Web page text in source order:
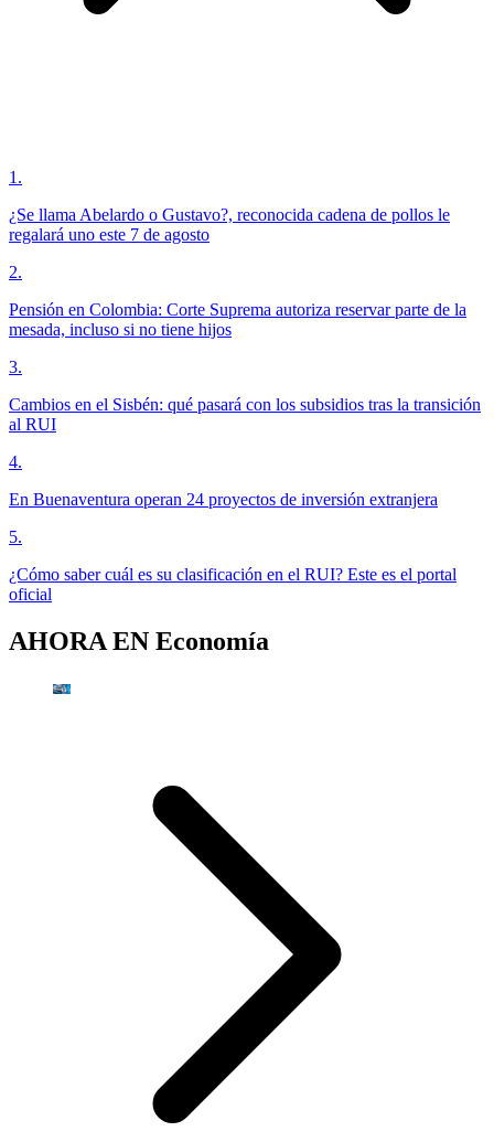
1 .
¿Se llama Abelardo o Gustavo?, reconocida cadena de pollos le
regalará uno este 7 de agosto
2.
Pensión en Colombia: Corte Suprema autoriza reservar parte de la
mesada, incluso si no tiene hijos
3.
Cambios en el Sisbén: qué pasará con los subsidios tras la transición
al RUI
4.
En Buenaventura operan 24 proyectos de inversión extranjera
5.
¿Cómo saber cuál es su clasificación en el RUI? Este es el portal
oficial
AHORA EN Economía